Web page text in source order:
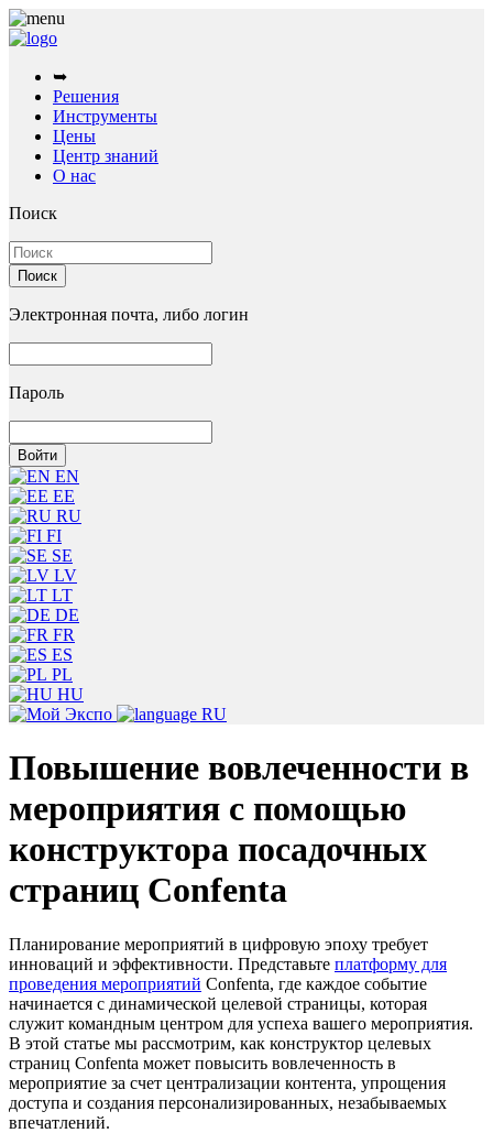
➥
Решения
Инструменты
Цены
Центр знаний
О нас
Поиск
Электронная почта, либо логин
Пароль
EN
EE
RU
FI
SE
LV
LT
DE
FR
ES
PL
HU
RU
Повышение вовлеченности в
мероприятия с помощью
конструктора посадочных
страниц Confenta
Планирование мероприятий в цифровую эпоху требует
инноваций и эффективности. Представьте платформу для
проведения мероприятий Confenta, где каждое событие
начинается с динамической целевой страницы, которая
служит командным центром для успеха вашего мероприятия.
В этой статье мы рассмотрим, как конструктор целевых
страниц Confenta может повысить вовлеченность в
мероприятие за счет централизации контента, упрощения
доступа и создания персонализированных, незабываемых
впечатлений.